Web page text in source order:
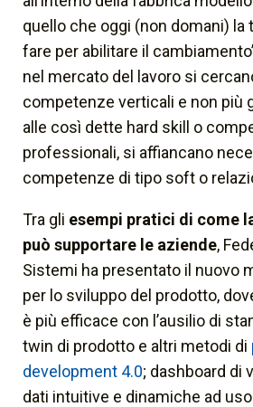
quello che oggi (non domani) la
fare per abilitare il
nel mercato del lavoro si
competenze verticali e non più
alle così dette hard skill
o
professionali, si affiancano
competenze di tipo soft o
Tra gli esempi pratici di come
può supportare le aziende,
Sistemi ha presentato il nuovo
per lo sviluppo del prodotto,
è più efficace con l’ausilio di
twin di prodotto e altri metodi di
development 4.0; dashboard di
dati intuitive e dinamiche ad